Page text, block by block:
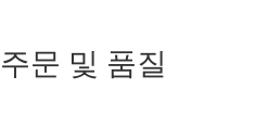
주문 및 품질